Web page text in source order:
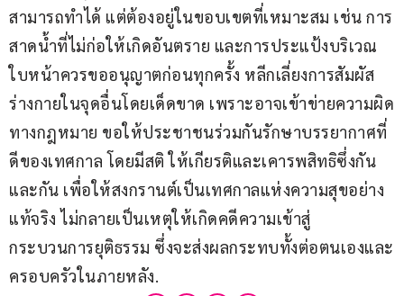
สามารถทำได้ แต่ต้องอยู่ในขอบเขตที่เหมาะสม เช่น การ
สาดน้ำที่ไม่ก่อให้เกิดอันตราย และการประแป้งบริเวณ
ใบหน้าควรขออนุญาตก่อนทุกครั้ง หลีกเลี่ยงการสัมผัส
ร่างกายในจุดอื่นโดยเด็ดขาด เพราะอาจเข้าข่ายความผิด
ทางกฎหมาย ขอให้ประชาชนร่วมกันรักษาบรรยากาศที่
ดีของเทศกาล โดยมีสติ ให้เกียรติและเคารพสิทธิซึ่งกัน
และกัน เพื่อให้สงกรานต์เป็นเทศกาลแห่งความสุขอย่าง
แท้จริง ไม่กลายเป็นเหตุให้เกิดคดีความเข้าสู่
กระบวนการยุติธรรม ซึ่งจะส่งผลกระทบทั้งต่อตนเองและ
ครอบครัวในภายหลัง.